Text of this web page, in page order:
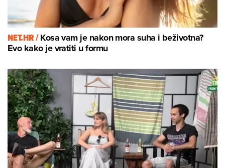
NET.HR /Kosa vam je nakon mora suha i beživotna?
Evo kako je vratiti u formu